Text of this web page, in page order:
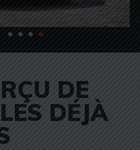
DE
DÉJÀ